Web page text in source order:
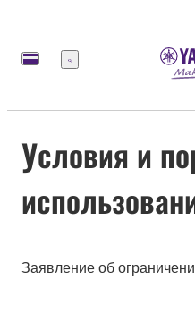
Меню
Условия и
Заявление об